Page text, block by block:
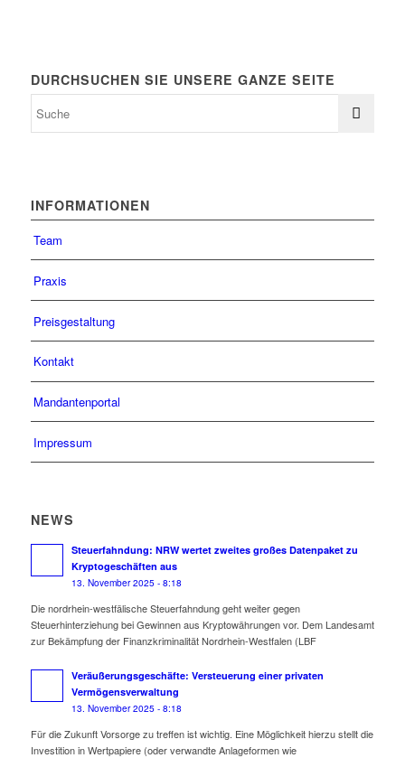
DURCHSUCHEN SIE UNSERE GANZE SEITE
INFORMATIONEN
Team
Praxis
Preisgestaltung
Kontakt
Mandantenportal
Impressum
NEWS
Steuerfahndung: NRW wertet zweites großes Datenpaket zu
Kryptogeschäften aus
13. November 2025 - 8:18
Die nordrhein-westfälische Steuerfahndung geht weiter gegen
Steuerhinterziehung bei Gewinnen aus Kryptowährungen vor. Dem Landesamt
zur Bekämpfung der Finanzkriminalität Nordrhein-Westfalen (LBF
Veräußerungsgeschäfte: Versteuerung einer privaten
Vermögensverwaltung
13. November 2025 - 8:18
Für die Zukunft Vorsorge zu treffen ist wichtig. Eine Möglichkeit hierzu stellt die
Investition in Wertpapiere (oder verwandte Anlageformen wie